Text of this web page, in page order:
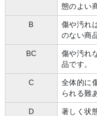
態のよい
B
傷や汚れ
のない商
BC
傷や汚れ
品です。
C
全体的に
られる難
D
著しく状